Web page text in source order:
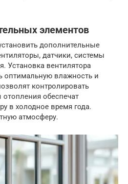
элементов
дополнительные
датчики, системы
Установка вентилятора
оптимальную влажность и
контролировать
обеспечат
в холодное время года.
атмосферу.